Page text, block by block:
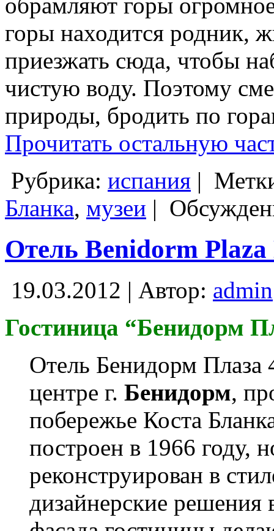
горы находится родник,
приезжать сюда, чтобы
чистую воду. Поэтому
природы, бродить по
Прочитать остальную
Рубрика: испания |
Бланка, музеи |
Отель Benidorm
19.03.2012 | Автор: admin
Гостиница “Бенидорм
Отель Бенидорм Плаза
центре г. Бенидорм,
побережье Коста
построен в 1966 году,
реконструирован в
дизайнерские